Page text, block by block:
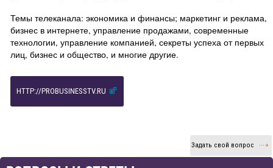
Темы телеканала: экономика и финансы; маркетинг и реклама,
бизнес в интернете, управление продажами, современные
технологии, управление компанией, секреты успеха от первых
лиц, бизнес и общество, и многие другие.
HTTP://PROBUSINESSTV.RU
Задать свой вопрос